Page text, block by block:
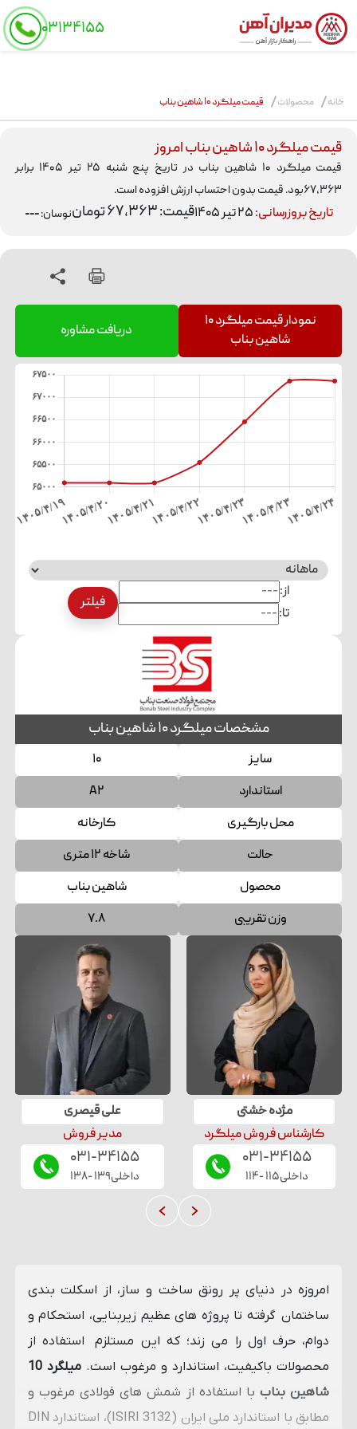
MODIRAN
AHAN ۰۳۱۳۴۱۵۵
schema
خانه محصولات قیمت میلگرد ۱۰ شاهین بناب
قیمت میلگرد ۱۰ شاهین بناب امروز
قیمت میلگرد ۱۰ شاهین بناب در تاریخ پنج شنبه ۲۵ تیر ۱۴۰۵ برابر
۶۷,۳۶۳بود. قیمت بدون احتساب ارزش افزوده است.
تاریخ بروزرسانی:۲۵ تیر ۱۴۰۵ قیمت: ۶۷,۳۶۳ تومان نوسان:---
مژدهخشتی
کارشناس فروش میلگرد
۰۳۱-۳۴۱۵۵
داخلی۱۱۵-۱۱۴
علیقیصری
مدیر فروش
۰۳۱-۳۴۱۵۵
داخلی۱۳۹-۱۳۸
مشخصات میلگرد ۱۰ شاهین بناب
سایز
۱۰
استاندارد
A۲
محل بارگیری
کارخانه
حالت
شاخه ۱۲ متری
محصول
شاهین بناب
وزن تقریبی
۷.۸
نمودار
قیمت میلگرد ۱۰
شاهین بناب
دریافت مشاوره
از:
تا:
فیلتر
امروزه در دنیای پر رونق ساخت و ساز، از اسکلت ‌بندی
ساختمان گرفته تا پروژه ‌های عظیم زیربنایی، استحکام و
دوام، حرف اول را می زند؛ که این مستلزم استفاده از
محصولات باکیفیت، استاندارد و مرغوب است.
میلگرد 10
شاهین بناببا استفاده از شمش های فولادی مرغوب و
مطابق با استاندارد ملی ایران (ISIRI 3132)، استاندارد DIN